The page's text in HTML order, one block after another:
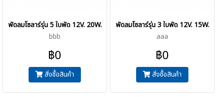
พัดลมโซลาร์รุ่น 5 ใบพัด 12V. 20W.
bbb
฿0
สั่งซื้อสินค้า
พัดลมโซลาร์รุ่น 3 ใบพัด 12V. 15W.
aaa
฿0
สั่งซื้อสินค้า